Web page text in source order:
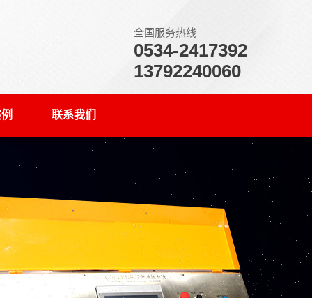
全国服务热线
0534-2417392
13792240060
联系我们